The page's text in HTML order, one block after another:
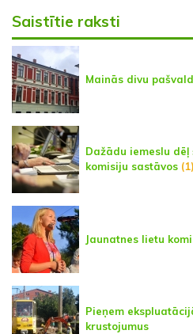
Saistītie raksti
Mainās divu
Dažādu iemeslu
komisiju sastāvos (1)
Jaunatnes lietu
Pieņem
krustojumus